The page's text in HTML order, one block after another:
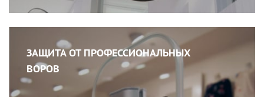
ЗАЩИТА ОТ ПРОФЕССИОНАЛЬНЫХ
ВОРОВ